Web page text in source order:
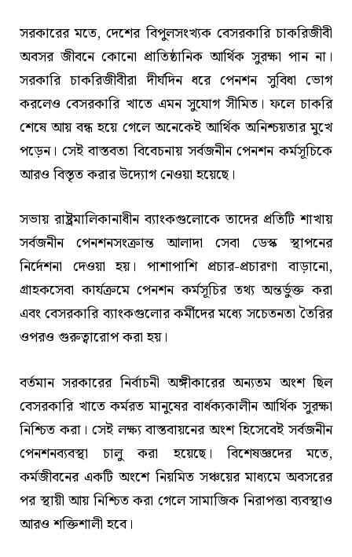
সরকারের মতে, দেশের বিপুলসংখ্যক বেসরকারি চাকরিজীবী
অবসর জীবনে কোনো প্রাতিষ্ঠানিক আর্থিক সুরক্ষা পান না।
সরকারি চাকরিজীবীরা দীর্ঘদিন ধরে পেনশন সুবিধা ভোগ
করলেও বেসরকারি খাতে এমন সুযোগ সীমিত। ফলে চাকরি
শেষে আয় বন্ধ হয়ে গেলে অনেকেই আর্থিক অনিশ্চয়তার মুখে
পড়েন। সেই বাস্তবতা বিবেচনায় সর্বজনীন পেনশন কর্মসূচিকে
আরও বিস্তৃত করার উদ্যোগ নেওয়া হয়েছে।
সভায় রাষ্ট্রমালিকানাধীন ব্যাংকগুলোকে তাদের প্রতিটি শাখায়
সর্বজনীন পেনশনসংক্রান্ত আলাদা সেবা ডেস্ক স্থাপনের
নির্দেশনা দেওয়া হয়। পাশাপাশি প্রচার-প্রচারণা বাড়ানো,
গ্রাহকসেবা কার্যক্রমে পেনশন কর্মসূচির তথ্য অন্তর্ভুক্ত করা
এবং বেসরকারি ব্যাংকগুলোর কর্মীদের মধ্যে সচেতনতা তৈরির
ওপরও গুরুত্বারোপ করা হয়।
বর্তমান সরকারের নির্বাচনী অঙ্গীকারের অন্যতম অংশ ছিল
বেসরকারি খাতে কর্মরত মানুষের বার্ধক্যকালীন আর্থিক সুরক্ষা
নিশ্চিত করা। সেই লক্ষ্য বাস্তবায়নের অংশ হিসেবেই সর্বজনীন
পেনশনব্যবস্থা চালু করা হয়েছে। বিশেষজ্ঞদের মতে,
কর্মজীবনের একটি অংশে নিয়মিত সঞ্চয়ের মাধ্যমে অবসরের
পর স্থায়ী আয় নিশ্চিত করা গেলে সামাজিক নিরাপত্তা ব্যবস্থাও
আরও শক্তিশালী হবে।